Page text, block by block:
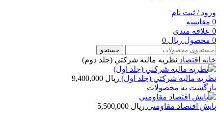
ورود / ثبت نام
0 مقایسه
0 علاقه مندی
0 محصول ریال
جستجو
خانه اقتصاد نظريه ماليه شركتي (جلد دوم)
نظريه ماليه شركتي (جلد اول) ریال
بازگشت به محصولات
پايش اقتصاد مقاومتي ریال